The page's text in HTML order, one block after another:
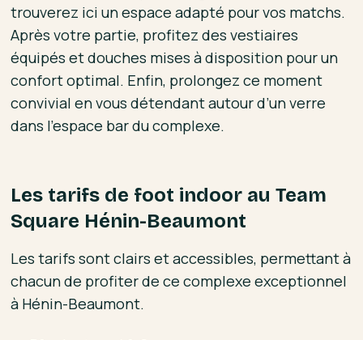
trouverez ici un espace adapté pour vos matchs.
Après votre partie, profitez des vestiaires
équipés et douches mises à disposition pour un
confort optimal. Enfin, prolongez ce moment
convivial en vous détendant autour d’un verre
dans l’espace bar du complexe.
Les tarifs de foot indoor au Team
Square Hénin-Beaumont
Les tarifs sont clairs et accessibles, permettant à
chacun de profiter de ce complexe exceptionnel
à Hénin-Beaumont.